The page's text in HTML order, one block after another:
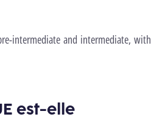
intermediate and intermediate, with
est-elle